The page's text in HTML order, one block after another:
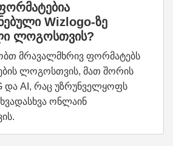
Wizlogo-ზე
ლოგოსთვის?
მრავალმხრივ ფორმატებს
ლოგოსთვის, მათ შორის
და AI, რაც უზრუნველყოფს
ონლაინ